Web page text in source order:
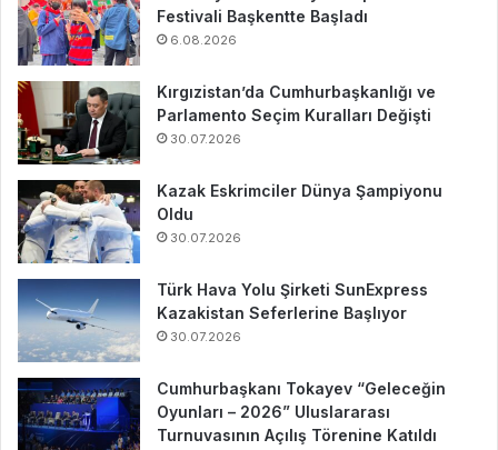
Festivali Başkentte Başladı
6.08.2026
Kırgızistan’da Cumhurbaşkanlığı ve
Parlamento Seçim Kuralları Değişti
30.07.2026
Kazak Eskrimciler Dünya Şampiyonu
Oldu
30.07.2026
Türk Hava Yolu Şirketi SunExpress
Kazakistan Seferlerine Başlıyor
30.07.2026
Cumhurbaşkanı Tokayev “Geleceğin
Oyunları – 2026” Uluslararası
Turnuvasının Açılış Törenine Katıldı